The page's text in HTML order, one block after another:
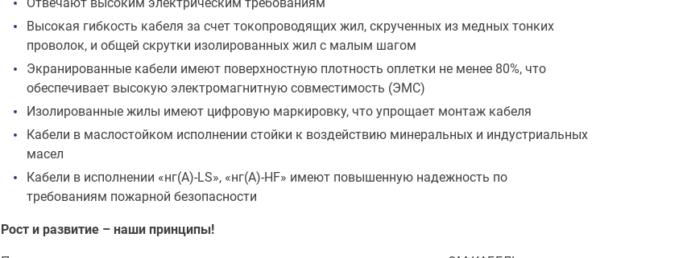
Высокая гибкость кабеля за счет токопроводящих жил, скрученных из медных тонких
проволок, и общей скрутки изолированных жил с малым шагом
Экранированные кабели имеют поверхностную плотность оплетки не менее 80%, что
обеспечивает высокую электромагнитную совместимость (ЭМС)
Изолированные жилы имеют цифровую маркировку, что упрощает монтаж кабеля
Кабели в маслостойком исполнении стойки к воздействию минеральных и индустриальных
масел
Кабели в исполнении «нг(А)-LS», «нг(А)-HF» имеют повышенную надежность по
требованиям пожарной безопасности
Рост и развитие – наши принципы!